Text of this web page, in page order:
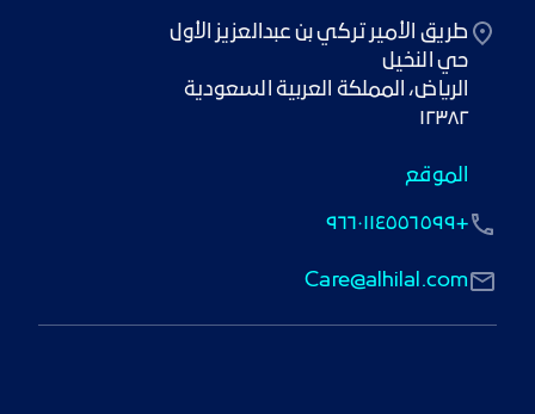
حي النخيل
١٢٣٨٢
الموقع
Care@alhilal.com
+٩٦٦٠١١٤٥٥٦٥٩٩